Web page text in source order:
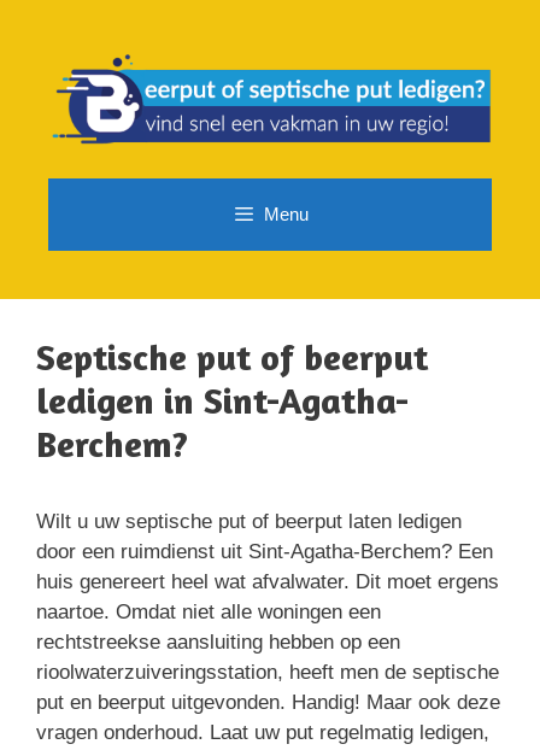
Menu
Septische put of beerput
ledigen in Sint-Agatha-
Berchem?
Wilt u uw septische put of beerput laten ledigen
door een ruimdienst uit Sint-Agatha-Berchem? Een
huis genereert heel wat afvalwater. Dit moet ergens
naartoe. Omdat niet alle woningen een
rechtstreekse aansluiting hebben op een
rioolwaterzuiveringsstation, heeft men de septische
put en beerput uitgevonden. Handig! Maar ook deze
vragen onderhoud. Laat uw put regelmatig ledigen,